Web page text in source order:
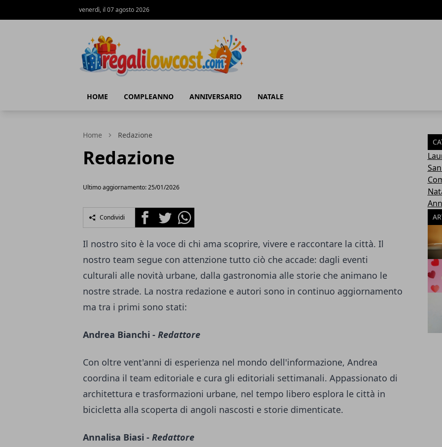
venerdì, il 07 agosto 2026
HOME COMPLEANNO ANNIVERSARIO NATALE
Home Redazione
Redazione
Ultimo aggiornamento: 25/01/2026
Condividi FacebookTwitterWhatsapp
Il nostro sito è la voce di chi ama scoprire, vivere e raccontare la città. Il
nostro team segue con attenzione tutto ciò che accade: dagli eventi
culturali alle novità urbane, dalla gastronomia alle storie che animano le
nostre strade. La nostra redazione e autori sono in continuo aggiornamento
ma tra i primi sono stati:
Andrea Bianchi - Redattore
Con oltre vent'anni di esperienza nel mondo dell'informazione, Andrea
coordina il team editoriale e cura gli editoriali settimanali. Appassionato di
architettura e trasformazioni urbane, nel tempo libero esplora le città in
bicicletta alla scoperta di angoli nascosti e storie dimenticate.
Annalisa Biasi - Redattore